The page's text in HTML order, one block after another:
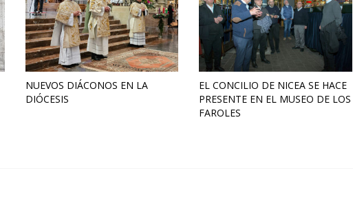
NUEVOS DIÁCONOS EN LA
DIÓCESIS
EL CONCILIO DE NICEA SE HACE
PRESENTE EN EL MUSEO DE LOS
FAROLES